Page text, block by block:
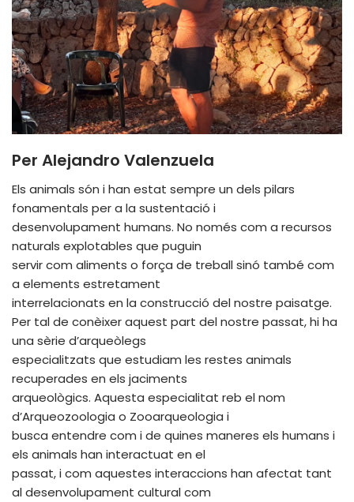
Per Alejandro Valenzuela
Els animals són i han estat sempre un dels pilars
fonamentals per a la sustentació i
desenvolupament humans. No només com a recursos
naturals explotables que puguin
servir com aliments o força de treball sinó també com
a elements estretament
interrelacionats en la construcció del nostre paisatge.
Per tal de conèixer aquest part del nostre passat, hi ha
una sèrie d’arqueòlegs
especialitzats que estudiam les restes animals
recuperades en els jaciments
arqueològics. Aquesta especialitat reb el nom
d’Arqueozoologia o Zooarqueologia i
busca entendre com i de quines maneres els humans i
els animals han interactuat en el
passat, i com aquestes interaccions han afectat tant
al desenvolupament cultural com